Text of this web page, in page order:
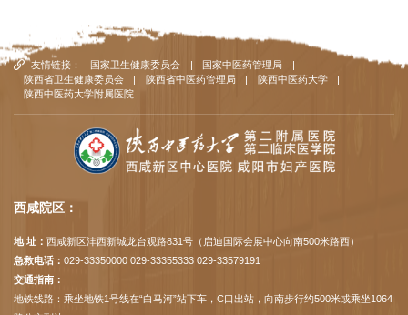
友情链接： 国家卫生健康委员会 国家中医药管理局
陕西省卫生健康委员会
陕西省中医药管理局 陕西中医药大学
陕西中医药大学附属医院
西咸院区：
地 址： 西咸新区沣西新城龙台观路831号（启迪国际会展中心向南500米路西）
急救电话： 029-33350000 029-33355333 029-33579191
交通指南：
地铁线路：乘坐地铁1号线在“白马河”站下车，C口出站，向南步行约500米或乘坐1064